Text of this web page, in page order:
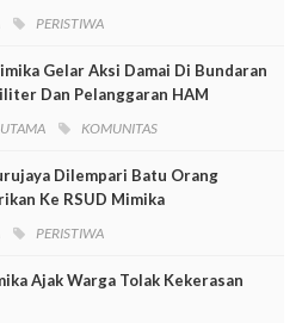
PERISTIWA
Gelar Aksi Damai Di Bundaran
Dan Pelanggaran HAM
KOMUNITAS
Dilempari Batu Orang
Ke RSUD Mimika
PERISTIWA
Ajak Warga Tolak Kekerasan